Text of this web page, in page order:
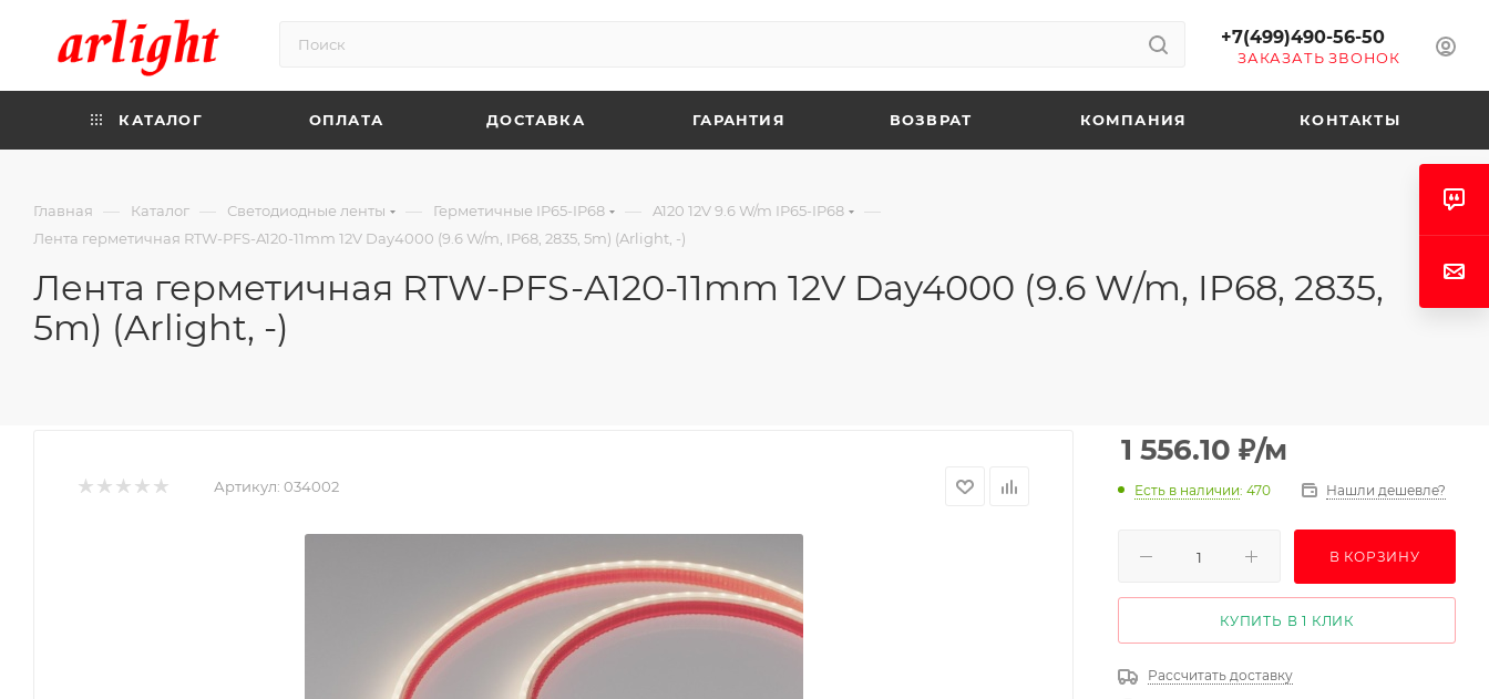
+7(499)490-56-50
ЗАКАЗАТЬ ЗВОНОК
КАТАЛОГ ОПЛАТА ДОСТАВКА ГАРАНТИЯ ВОЗВРАТ КОМПАНИЯ КОНТАКТЫ
Главная — Каталог — Светодиодные ленты — Герметичные IP65-IP68 — A120 12V 9.6 W/m IP65-IP68 —
Лента герметичная RTW-PFS-A120-11mm 12V Day4000 (9.6 W/m, IP68, 2835, 5m) (Arlight, -)
Лента герметичная RTW-PFS-A120-11mm 12V Day4000 (9.6 W/m, IP68, 2835,
5m) (Arlight, -)
Артикул: 034002
1 556.10 ₽/м
Есть в наличии: 470 Нашли дешевле?
В КОРЗИНУ
КУПИТЬ В 1 КЛИК
Рассчитать доставку